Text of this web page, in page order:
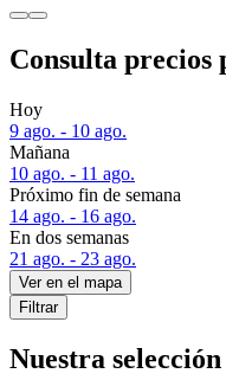
Consulta precios
Hoy
9 ago. - 10 ago.
Mañana
10 ago. - 11 ago.
Próximo fin de semana
14 ago. - 16 ago.
En dos semanas
21 ago. - 23 ago.
Ver en el mapa
Filtrar
Nuestra